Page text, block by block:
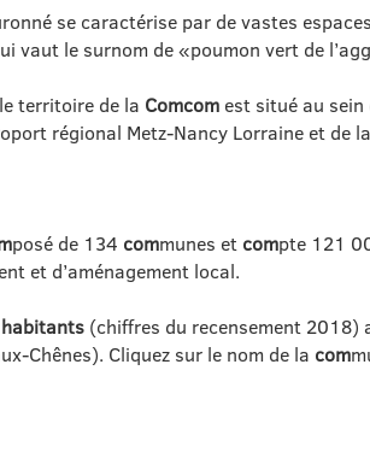
se caractérise par de vastes
vaut le surnom de «poumon vert de
territoire de la Comcom est situé au sein
régional Metz-Nancy Lorraine et de
posé de 134 communes et compte 121
et d’aménagement local.
(chiffres du recensement
Chênes). Cliquez sur le nom de la com